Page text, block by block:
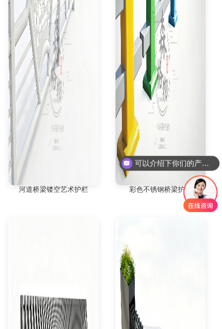
河道桥梁镂空艺术护栏 彩色不锈钢桥梁护栏
你们是否支持定制